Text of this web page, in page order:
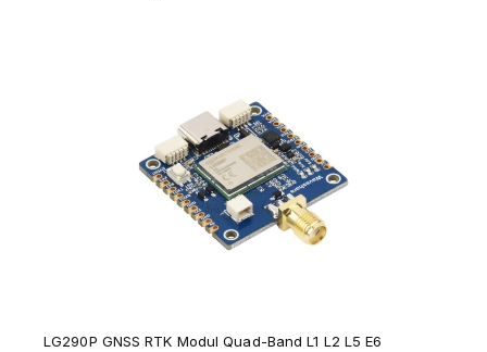
LG290P GNSS RTK Modul Quad-Band L1 L2 L5 E6